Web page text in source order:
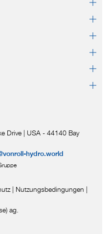
Drive | USA - 44140 Bay
hydro.world
| Nutzungsbedingungen |
ag.